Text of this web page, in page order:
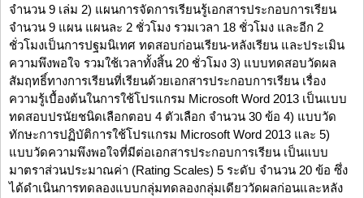
จำนวน 9 เล่ม 2) แผนการจัดการเรียนรู้เอกสารประกอบการเรียน
จำนวน 9 แผน แผนละ 2 ชั่วโมง รวมเวลา 18 ชั่วโมง และอีก 2
ชั่วโมงเป็นการปฐมนิเทศ ทดสอบก่อนเรียน-หลังเรียน และประเมิน
ความพึงพอใจ รวมใช้เวลาทั้งสิ้น 20 ชั่วโมง 3) แบบทดสอบวัดผล
สัมฤทธิ์ทางการเรียนที่เรียนด้วยเอกสารประกอบการเรียน เรื่อง
ความรู้เบื้องต้นในการใช้โปรแกรม Microsoft Word 2013 เป็นแบบ
ทดสอบปรนัยชนิดเลือกตอบ 4 ตัวเลือก จำนวน 30 ข้อ 4) แบบวัด
ทักษะการปฏิบัติการใช้โปรแกรม Microsoft Word 2013 และ 5)
แบบวัดความพึงพอใจที่มีต่อเอกสารประกอบการเรียน เป็นแบบ
มาตราส่วนประมาณค่า (Rating Scales) 5 ระดับ จำนวน 20 ข้อ ซึ่ง
ได้ดำเนินการทดลองแบบกลุ่มทดลองกลุ่มเดียววัดผลก่อนและหลัง